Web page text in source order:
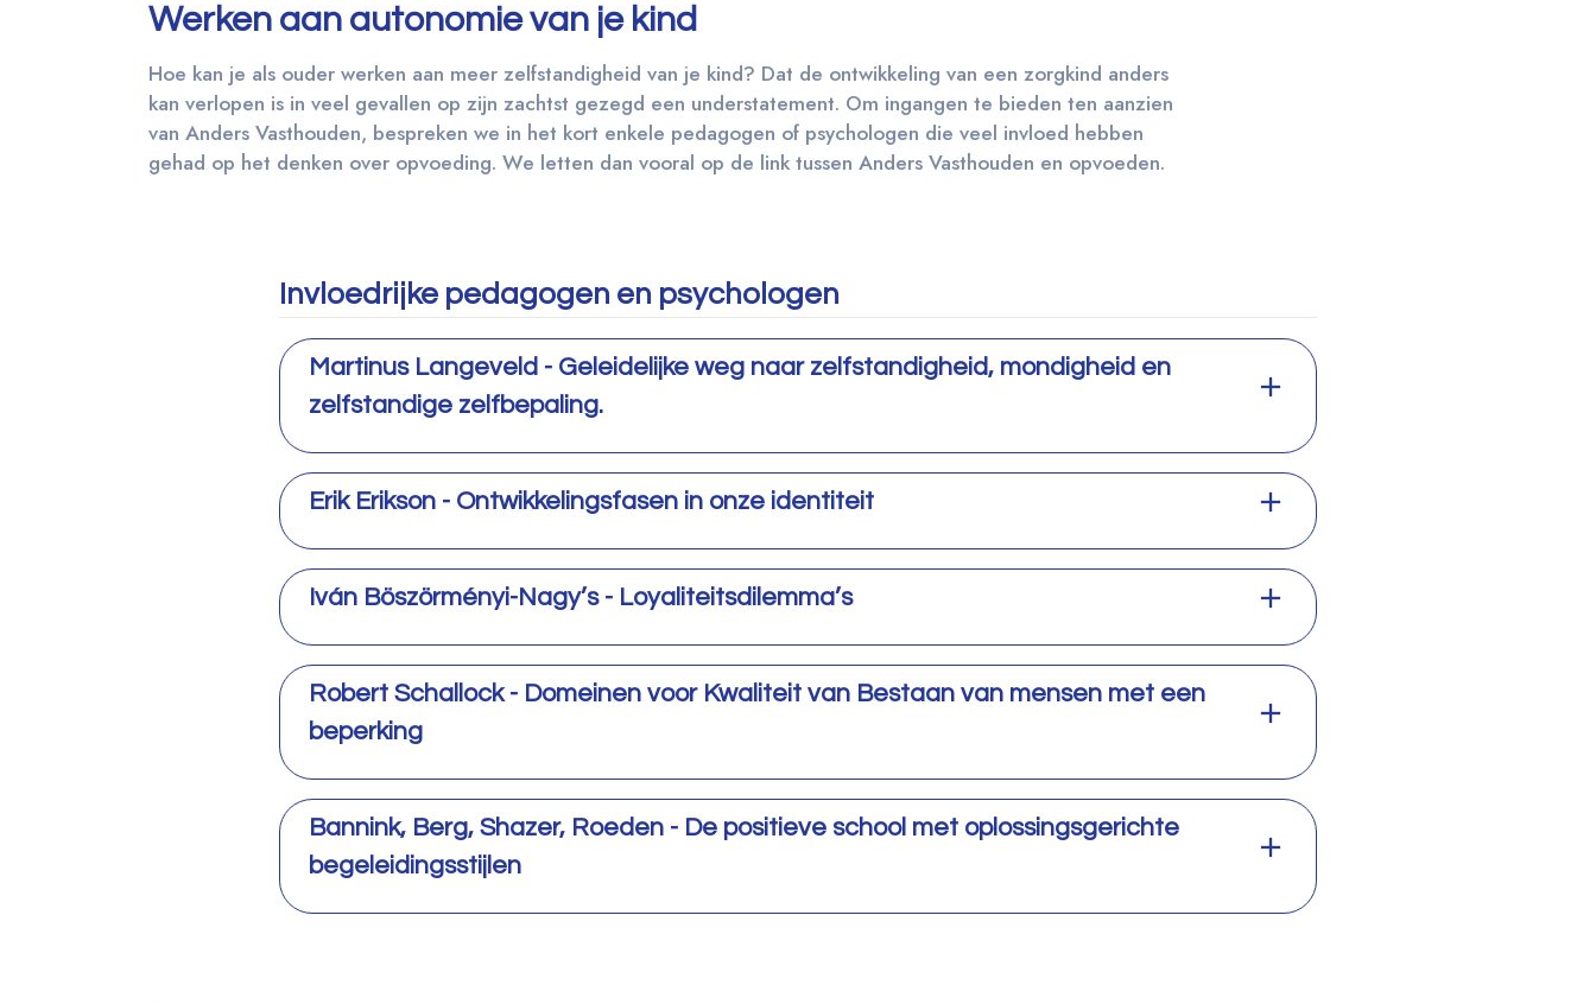
Werken aan autonomie van je kind
Hoe kan je als ouder werken aan meer zelfstandigheid van je kind? Dat de ontwikkeling van een zorgkind anders
kan verlopen is in veel gevallen op zijn zachtst gezegd een understatement. Om ingangen te bieden ten aanzien
van Anders Vasthouden, bespreken we in het kort enkele pedagogen of psychologen die veel invloed hebben
gehad op het denken over opvoeding. We letten dan vooral op de link tussen Anders Vasthouden en opvoeden.
Invloedrijke pedagogen en psychologen
Martinus Langeveld - Geleidelijke weg naar zelfstandigheid, mondigheid en
zelfstandige zelfbepaling.
Erik Erikson - Ontwikkelingsfasen in onze identiteit
Iván Böszörményi-Nagy’s - Loyaliteitsdilemma’s
Robert Schallock - Domeinen voor Kwaliteit van Bestaan van mensen met een
beperking
Bannink, Berg, Shazer, Roeden - De positieve school met oplossingsgerichte
begeleidingsstijlen